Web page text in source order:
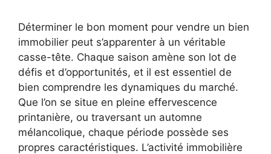
Déterminer le bon moment pour vendre un bien
immobilier peut s’apparenter à un véritable
casse-tête. Chaque saison amène son lot de
défis et d’opportunités, et il est essentiel de
bien comprendre les dynamiques du marché.
Que l’on se situe en pleine effervescence
printanière, ou traversant un automne
mélancolique, chaque période possède ses
propres caractéristiques. L’activité immobilière